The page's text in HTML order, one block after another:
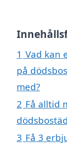
1 Vad kan
på
med?
2 Få alltid
3 Få 3